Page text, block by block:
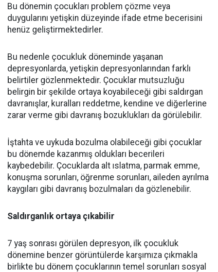
Bu dönemin çocukları problem çözme veya
duygularını yetişkin düzeyinde ifade etme becerisini
henüz geliştirmektedirler.
Bu nedenle çocukluk döneminde yaşanan
depresyonlarda, yetişkin depresyonlarından farklı
belirtiler gözlenmektedir. Çocuklar mutsuzluğu
belirgin bir şekilde ortaya koyabileceği gibi saldırgan
davranışlar, kuralları reddetme, kendine ve diğerlerine
zarar verme gibi davranış bozuklukları da görülebilir.
İştahta ve uykuda bozulma olabileceği gibi çocuklar
bu dönemde kazanmış oldukları becerileri
kaybedebilir. Çocuklarda alt ıslatma, parmak emme,
konuşma sorunları, öğrenme sorunları, aileden ayrılma
kaygıları gibi davranış bozulmaları da gözlenebilir.
Saldırganlık ortaya çıkabilir
7 yaş sonrası görülen depresyon, ilk çocukluk
dönemine benzer görüntülerde karşımıza çıkmakla
birlikte bu dönem çocuklarının temel sorunları sosyal